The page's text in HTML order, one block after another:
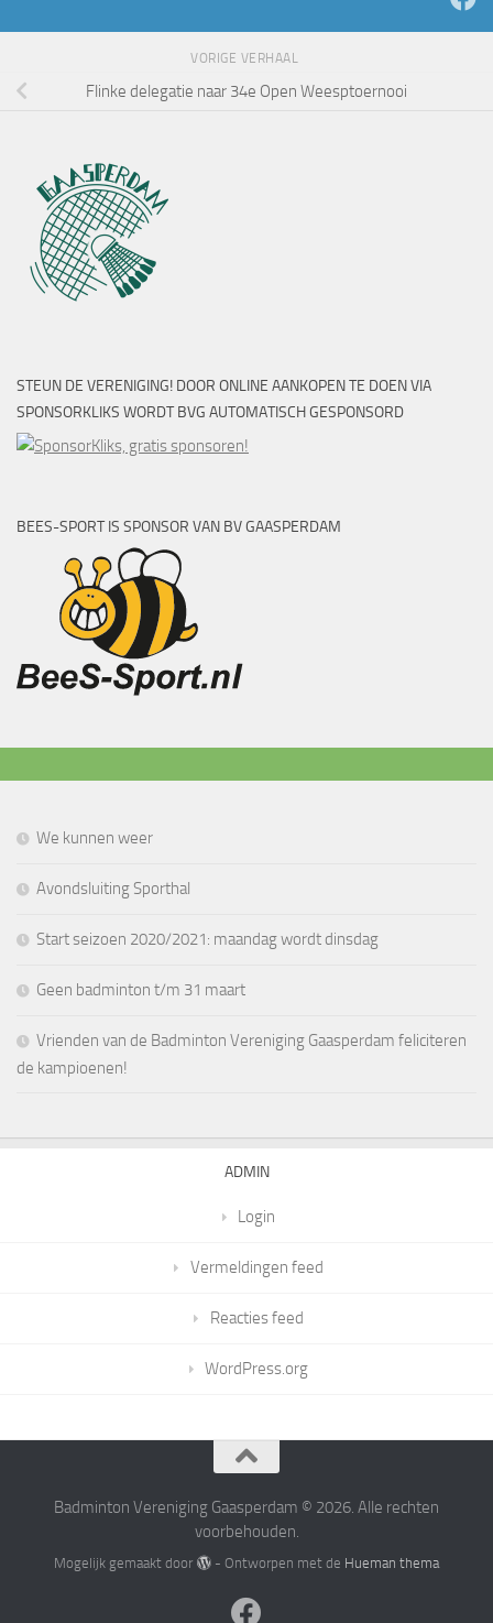
VORIGE VERHAAL
Flinke delegatie naar 34e Open Weesptoernooi
STEUN DE VERENIGING! DOOR ONLINE AANKOPEN TE DOEN VIA
SPONSORKLIKS WORDT BVG AUTOMATISCH GESPONSORD
BEES-SPORT IS SPONSOR VAN BV GAASPERDAM
We kunnen weer
Avondsluiting Sporthal
Start seizoen 2020/2021: maandag wordt dinsdag
Geen badminton t/m 31 maart
Vrienden van de Badminton Vereniging Gaasperdam feliciteren
de kampioenen!
ADMIN
Login
Vermeldingen feed
Reacties feed
WordPress.org
Badminton Vereniging Gaasperdam © 2026. Alle rechten
voorbehouden.
Mogelijk gemaakt door - Ontworpen met de Hueman thema